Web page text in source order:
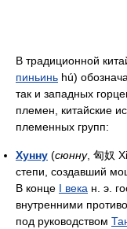
В традиционной
пиньинь hú)
так и западных
племен, китайские
племенных групп:
Хунну (сюнну, 匈奴
степи, создавший
В конце I века н. э.
внутренними
под руководством